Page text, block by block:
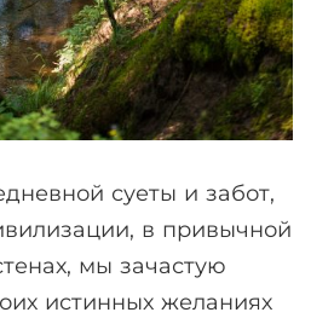
суеты и забот,
в привычной
мы зачастую
истинных желаниях